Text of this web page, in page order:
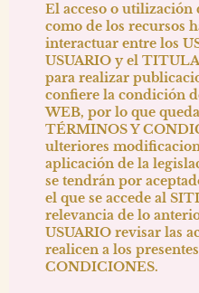
El acceso o utilización
como de los recursos
interactuar entre los
USUARIO y el
para realizar
confiere la condición
WEB, por lo que
TÉRMINOS Y
ulteriores
aplicación de la
se tendrán por
el que se accede al
relevancia de lo
USUARIO revisar las
realicen a los
CONDICIONES.